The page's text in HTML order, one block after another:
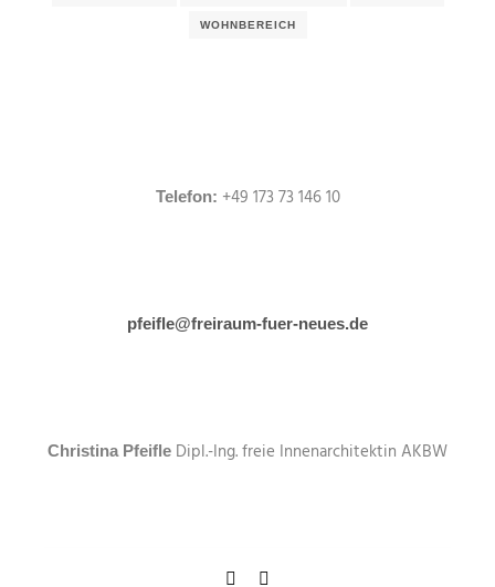
WOHNBEREICH
Telefon: +49 173 73 146 10
pfeifle@freiraum-fuer-neues.de
Christina Pfeifle Dipl.-Ing. freie Innenarchitektin AKBW